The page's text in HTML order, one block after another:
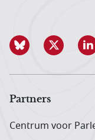
Partners
Centrum voor